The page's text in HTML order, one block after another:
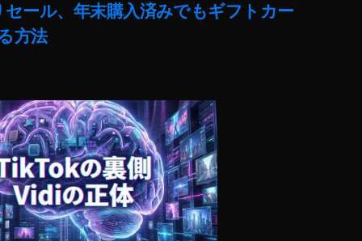
ール、年末購入済みでもギフトカー
方法